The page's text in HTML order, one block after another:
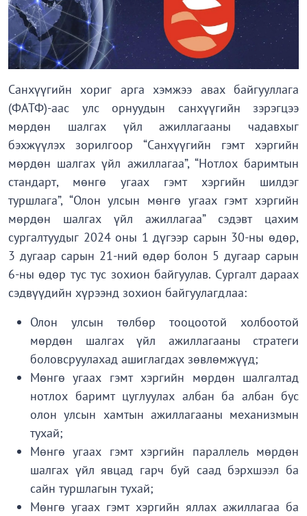
Санхүүгийн хориг арга хэмжээ авах байгууллага
(ФАТФ)-аас улс орнуудын санхүүгийн зэрэгцээ
мөрдөн шалгах үйл ажиллагааны чадавхыг
бэхжүүлэх зорилгоор “Санхүүгийн гэмт хэргийн
мөрдөн шалгах үйл ажиллагаа”, “Нотлох баримтын
стандарт, мөнгө угаах гэмт хэргийн шилдэг
туршлага”, “Олон улсын мөнгө угаах гэмт хэргийн
мөрдөн шалгах үйл ажиллагаа” сэдэвт цахим
сургалтуудыг 2024 оны 1 дүгээр сарын 30-ны өдөр,
3 дугаар сарын 21-ний өдөр болон 5 дугаар сарын
6-ны өдөр тус тус зохион байгуулав. Сургалт дараах
сэдвүүдийн хүрээнд зохион байгуулагдлаа:
Олон улсын төлбөр тооцоотой холбоотой
мөрдөн шалгах үйл ажиллагааны стратеги
боловсруулахад ашиглагдах зөвлөмжүүд;
Мөнгө угаах гэмт хэргийн мөрдөн шалгалтад
нотлох баримт цуглуулах албан ба албан бус
олон улсын хамтын ажиллагааны механизмын
тухай;
Мөнгө угаах гэмт хэргийн параллель мөрдөн
шалгах үйл явцад гарч буй саад бэрхшээл ба
сайн туршлагын тухай;
Мөнгө угаах гэмт хэргийн яллах ажиллагаа ба